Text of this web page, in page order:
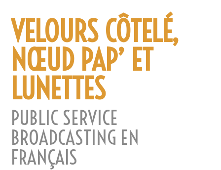
VELOURS CÔTELÉ,
NŒUD PAP’ ET
LUNETTES
PUBLIC SERVICE
BROADCASTING EN
FRANÇAIS